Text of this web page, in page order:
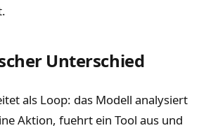
Unterschied
als Loop: das Modell analysiert
Aktion, fuehrt ein Tool aus und